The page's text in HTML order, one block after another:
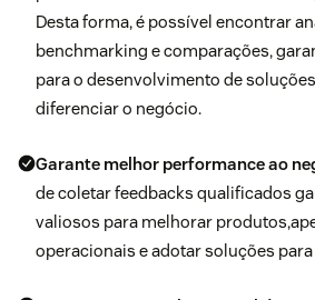
Desta forma, é possível encontrar
benchmarking e comparações,
para o desenvolvimento de
diferenciar o negócio.
Garante melhor performance ao
de coletar feedbacks qualificados
valiosos para melhorar
operacionais e adotar soluções